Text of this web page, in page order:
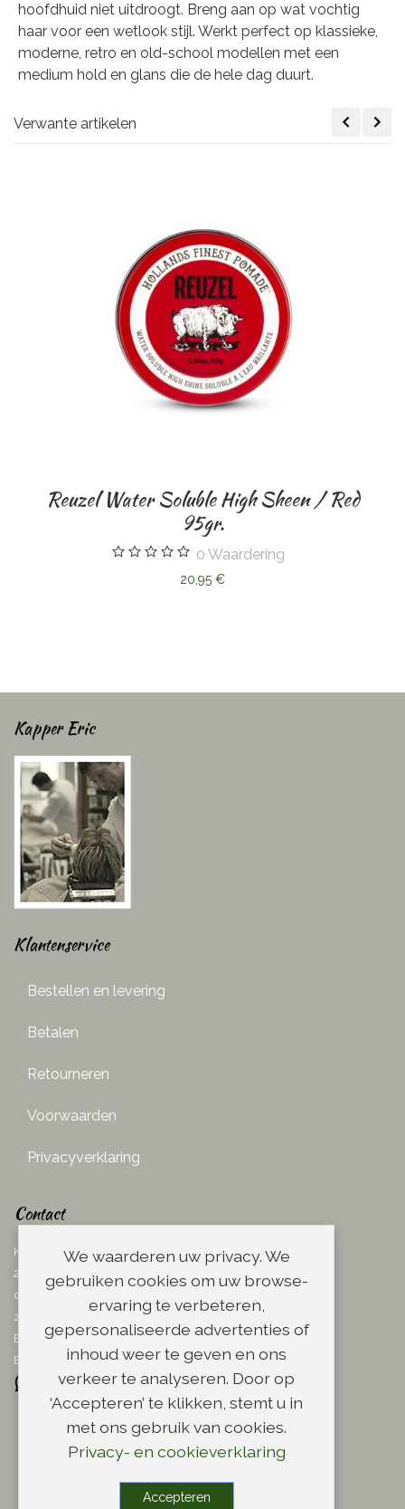
hoofdhuid niet uitdroogt. Breng aan op wat vochtig
haar voor een wetlook stijl. Werkt perfect op klassieke,
moderne, retro en old-school modellen met een
medium hold en glans die de hele dag duurt.
Verwante artikelen
Reuzel Water Soluble High Sheen / Red
95gr.
0Waardering
20,95 €
Kapper Eric
Klantenservice
Bestellen en levering
Betalen
Retourneren
Voorwaarden
Privacyverklaring
Contact
Ketelboetersteeg 29
2311 TN Leiden
dins. - vrij. 08.00 - 17.00 uur
zaterdag 08.00 - 13.00 uur
Email:info@scheerwinkel.nl
Bel: 071 - 5128188
Copyright
We waarderen uw privacy. We
gebruiken cookies om uw browse-
ervaring te verbeteren,
gepersonaliseerde advertenties of
inhoud weer te geven en ons
verkeer te analyseren. Door op
‘Accepteren’ te klikken, stemt u in
met ons gebruik van cookies.
Privacy- en cookieverklaring
Accepteren